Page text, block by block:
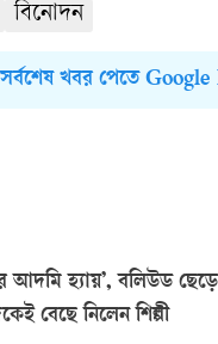
বিনোদন
সর্বশেষ খবর পেতে
আদমি হ্যায়’, বলিউড ছেড়ে
বেছে নিলেন শিল্পী